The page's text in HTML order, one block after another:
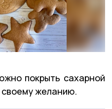
покрыть сахарной
своему желанию.